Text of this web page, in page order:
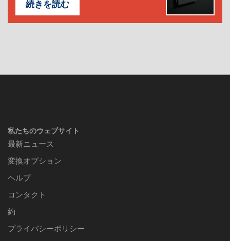
続きを読む
私たちのウェブサイト
最新ニュース
変換オプション
ヘルプ
コンタクト
約
プライバシーポリシー